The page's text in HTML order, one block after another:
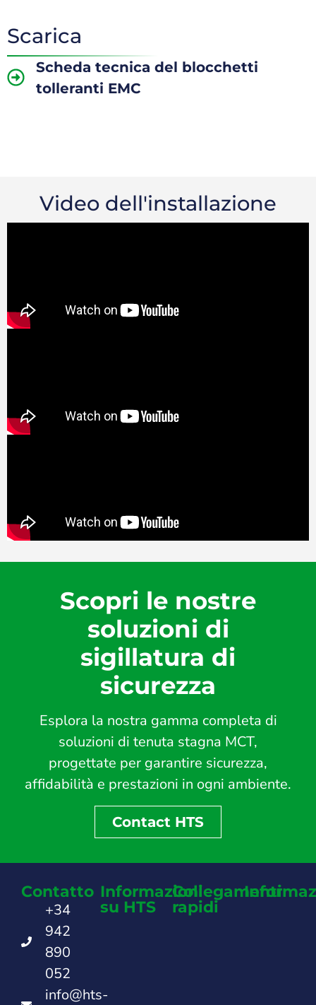
Scarica
Scheda tecnica del blocchetti
tolleranti EMC
Video dell'installazione
Scopri le nostre
soluzioni di
sigillatura di
sicurezza
Esplora la nostra gamma completa di
soluzioni di tenuta stagna MCT,
progettate per garantire sicurezza,
affidabilità e prestazioni in ogni ambiente.
Contact HTS
Contatto
+34
942
890
052
info@hts-
Informazioni
su HTS
Collegamenti
rapidi